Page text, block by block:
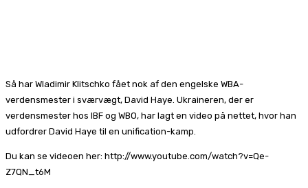
Så har Wladimir Klitschko fået nok af den engelske WBA-
verdensmester i sværvægt, David Haye. Ukraineren, der er
verdensmester hos IBF og WBO, har lagt en video på nettet, hvor han
udfordrer David Haye til en unification-kamp.
Du kan se videoen her: http://www.youtube.com/watch?v=Qe-
Z7QN_t6M